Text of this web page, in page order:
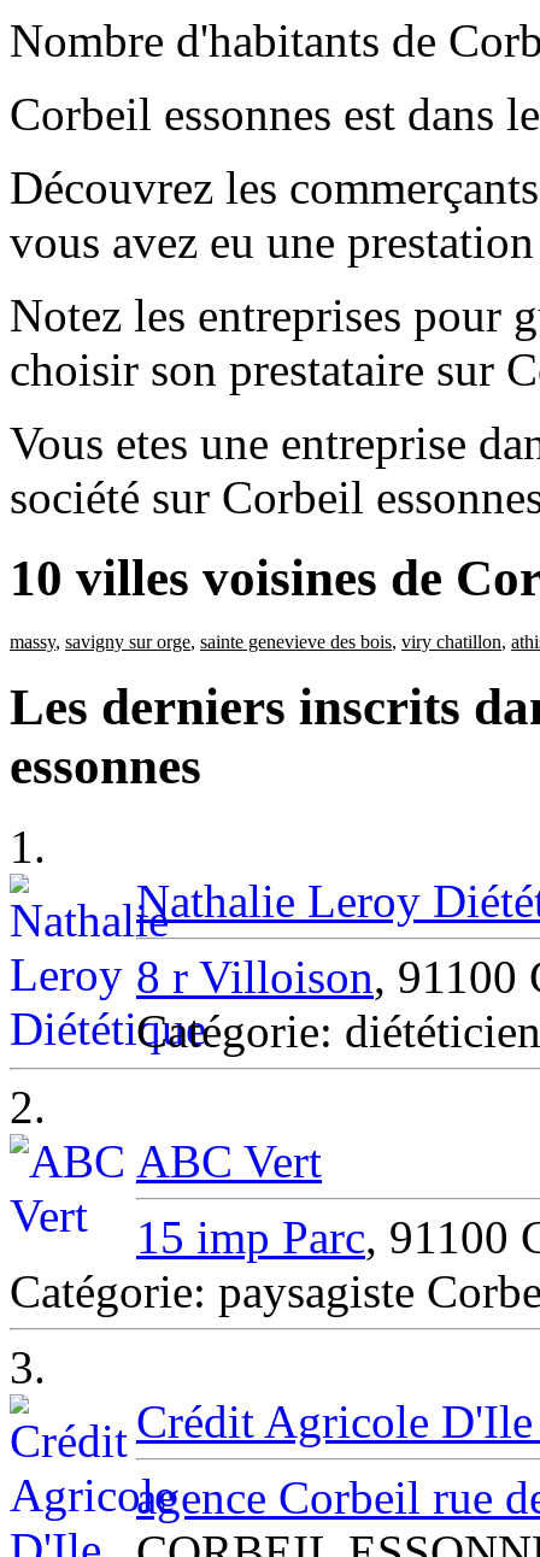
Nombre d'habitants de
Corbeil essonnes est dans
Découvrez les
vous avez eu une
Notez les entreprises pour
choisir son prestataire sur
Vous etes une entreprise
société sur Corbeil
10 villes voisines de
massy, savigny sur orge, sainte genevieve des bois, viry chatillon,
Les derniers inscrits
essonnes
1.
Nathalie Leroy
8 r Villoison, 91100
Catégorie:
2.
ABC Vert
15 imp Parc, 91100
Catégorie: paysagiste
3.
Crédit Agricole D'Ile
agence Corbeil rue